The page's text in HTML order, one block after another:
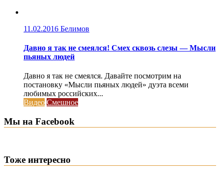
11.02.2016 Белимов
Давно я так не смеялся! Смех сквозь слезы — Мысли
пьяных людей
Давно я так не смеялся. Давайте посмотрим на
постановку «Мысли пьяных людей» дуэта всеми
любимых российских...
Видео Смешное
Мы на Facebook
Тоже интересно